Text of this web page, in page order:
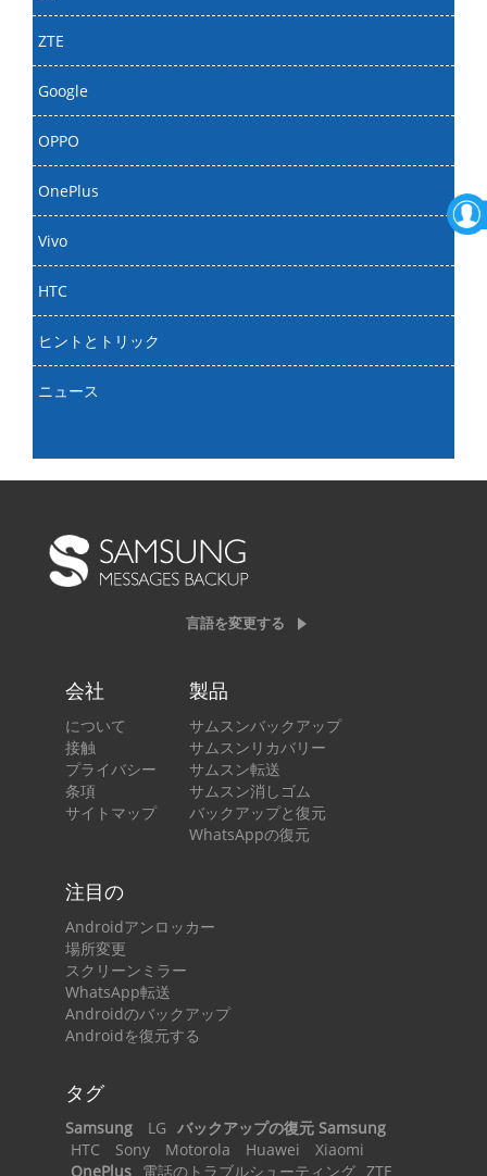
ZTE
Google
OPPO
OnePlus
Vivo
HTC
ヒントとトリック
ニュース
言語を変更する
会社
について
接触
プライバシー
条項
サイトマップ
製品
サムスンバックアップ
サムスンリカバリー
サムスン転送
サムスン消しゴム
バックアップと復元
WhatsAppの復元
注目の
Androidアンロッカー
場所変更
スクリーンミラー
WhatsApp転送
Androidのバックアップ
Androidを復元する
タグ
Samsung LG バックアップの復元 Samsung
HTC
Sony Motorola Huawei
Xiaomi
OnePlus 電話のトラブルシューティング ZTE